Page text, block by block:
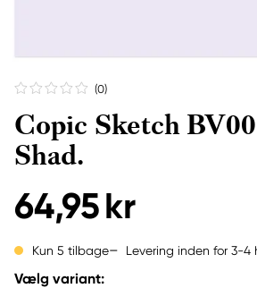
(0)
Copic Sketch
Shad.
64,95 kr
Kun 5 tilbage Levering inden for 3-4
Vælg variant: